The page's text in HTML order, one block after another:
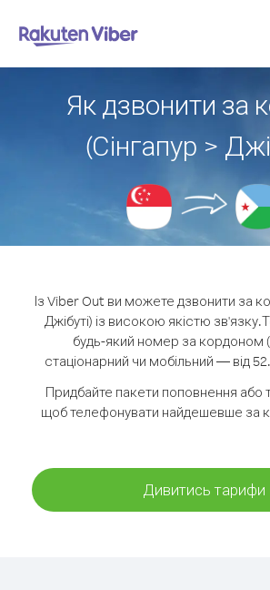
Як дзвонити за
(Сінгапур >
Із Viber Out ви можете дзвонити за
Джібуті) із високою якістю зв'язку.
будь-який номер за кордоном
стаціонарний чи мобільний — від
Придбайте пакети поповнення або
щоб телефонувати найдешевше за
Дивитись тарифи